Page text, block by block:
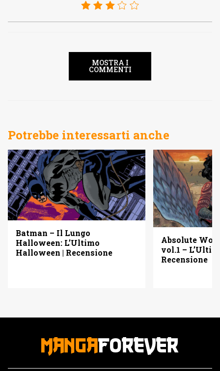
MOSTRA I
COMMENTI
Potrebbe interessarti anche
Batman – Il Lungo
Halloween: L’Ultimo
Halloween | Recensione
Absolute
vol.1 –
Recensione